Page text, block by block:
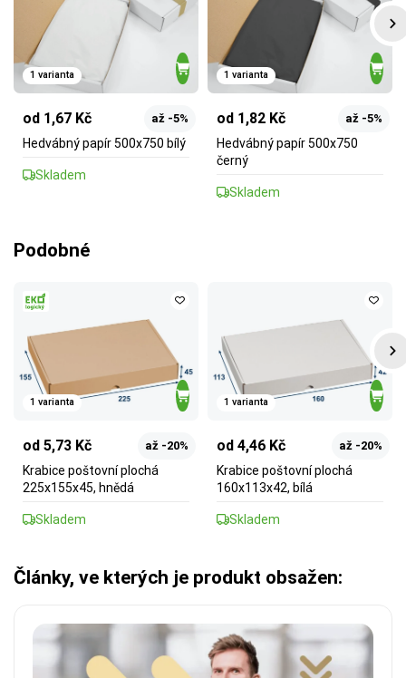
1 varianta
od 1,67 Kč až -5%
Hedvábný papír 500x750 bílý
Skladem
1 varianta
od 1,82 Kč až -5%
Hedvábný papír 500x750
černý
Skladem
Podobné
1 varianta
od 5,73 Kč až -20%
Krabice poštovní plochá
225x155x45, hnědá
Skladem
1 varianta
od 4,46 Kč až -20%
Krabice poštovní plochá
160x113x42, bílá
Skladem
Články, ve kterých je produkt obsažen: